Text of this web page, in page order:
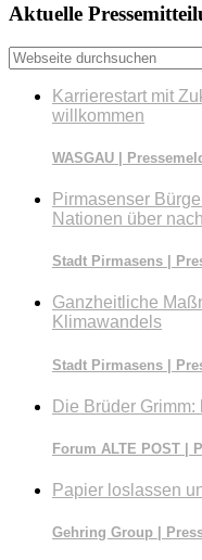
Seitenspalte
Aktuelle
Webseite
durchsuchen
Karrierestart mit
willkommen
WASGAU |
Pirmasenser
Nationen über
Stadt Pirmasens |
Ganzheitliche
Klimawandels
Stadt Pirmasens |
Die Brüder
Forum ALTE POST |
Papier loslassen
Gehring Group |